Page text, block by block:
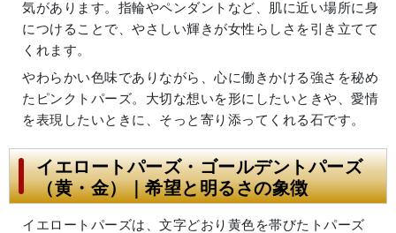
気があります。指輪やペンダントなど、肌に近い場所に身
につけることで、やさしい輝きが女性らしさを引き立てて
くれます。
やわらかい色味でありながら、心に働きかける強さを秘め
たピンクトパーズ。大切な想いを形にしたいときや、愛情
を表現したいときに、そっと寄り添ってくれる石です。
イエロートパーズ・ゴールデントパーズ
（黄・金）｜希望と明るさの象徴
イエロートパーズは、文字どおり黄色を帯びたトパーズ